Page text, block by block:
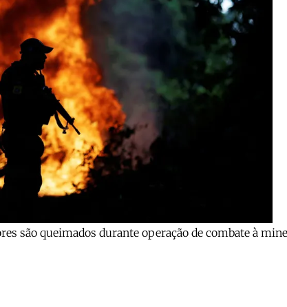
são queimados durante operação de combate à